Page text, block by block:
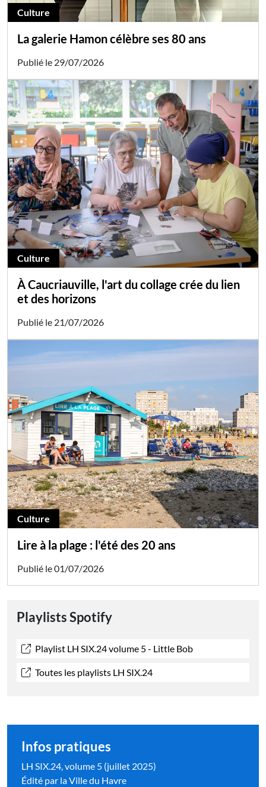
Culture
La galerie Hamon célèbre ses 80 ans
Publié le 29/07/2026
Culture
À Caucriauville, l'art du collage crée du lien
et des horizons
Publié le 21/07/2026
Culture
Lire à la plage : l'été des 20 ans
Publié le 01/07/2026
Playlists Spotify
Playlist LH SIX.24 volume 5 - Little Bob
Toutes les playlists LH SIX.24
Infos pratiques
LH SIX.24, volume 5 (juillet 2025)
Édité par la Ville du Havre